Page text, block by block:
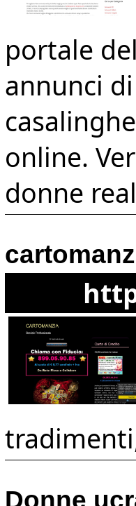
portale
annunci
online.
donne
Donne